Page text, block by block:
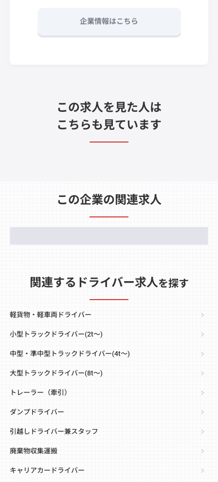
企業情報はこちら
この求人を見た人は
こちらも見ています
この企業の関連求人
関連するドライバー求人を探す
軽貨物・軽車両ドライバー
小型トラックドライバー(2t～)
中型・準中型トラックドライバー(4t～)
大型トラックドライバー(8t～)
トレーラー（牽引）
ダンプドライバー
引越しドライバー兼スタッフ
廃棄物収集運搬
キャリアカードライバー